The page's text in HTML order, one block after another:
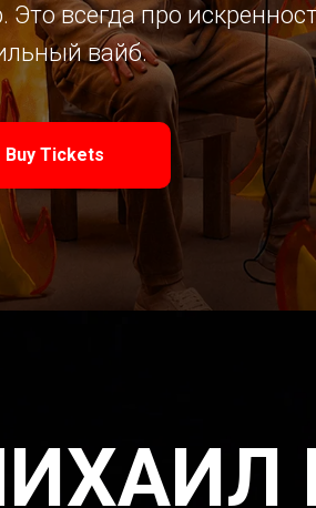
Это всегда про
вайб.
Buy Tickets